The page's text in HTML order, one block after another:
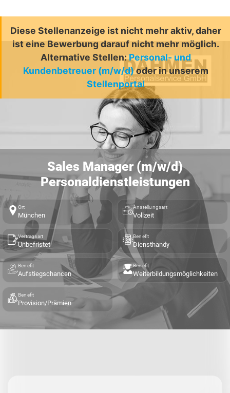
Diese Stellenanzeige ist nicht mehr aktiv, daher
ist eine Bewerbung darauf nicht mehr möglich.
Alternative Stellen:Personal- und
Kundenbetreuer (m/w/d)oder in unserem
Stellenportal
Sales Manager (m/w/d)
Personaldienstleistungen
Ort
München
Anstellungsart
Vollzeit
Vertragsart
Unbefristet
Benefit
Diensthandy
Benefit
Aufstiegschancen
Benefit
Weiterbildungsmöglichkeiten
Benefit
Provision/Prämien